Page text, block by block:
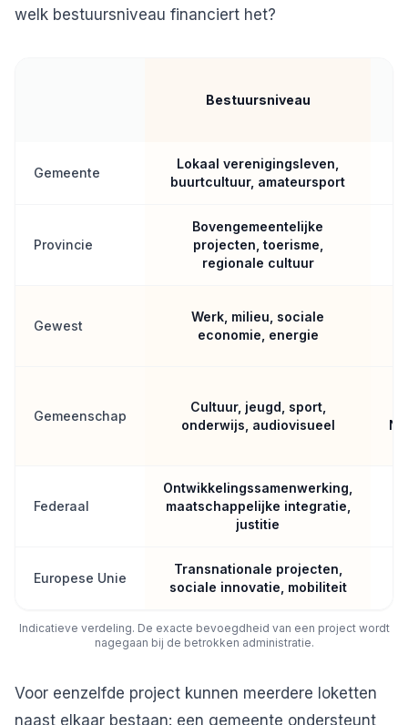
welk bestuursniveau financiert het?
Bestuursniveau
Gemeente
Lokaal verenigingsleven,
buurtcultuur, amateursport
Provincie
Bovengemeentelijke
projecten, toerisme,
regionale cultuur
Gewest
Werk, milieu, sociale
economie, energie
Gemeenschap
Cultuur, jeugd, sport,
onderwijs, audiovisueel
Federaal
Ontwikkelingssamenwerking,
maatschappelijke integratie,
justitie
Europese Unie
Transnationale projecten,
sociale innovatie, mobiliteit
Indicatieve verdeling. De exacte bevoegdheid van een project wordt
nagegaan bij de betrokken administratie.
Voor eenzelfde project kunnen meerdere loketten
naast elkaar bestaan: een gemeente ondersteunt